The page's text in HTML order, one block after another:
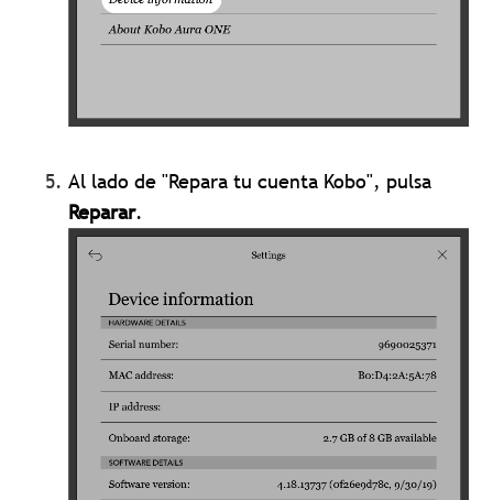
Al lado de "Repara tu cuenta Kobo", pulsa
Reparar.